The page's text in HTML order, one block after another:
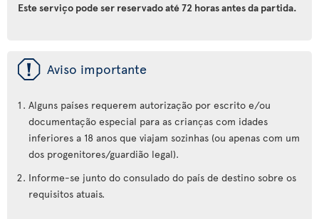
Este serviço pode ser reservado até 72 horas antes da partida.
ü Aviso importante
Alguns países requerem autorização por escrito e/ou
documentação especial para as crianças com idades
inferiores a 18 anos que viajam sozinhas (ou apenas com um
dos progenitores/guardião legal).
Informe-se junto do consulado do país de destino sobre os
requisitos atuais.